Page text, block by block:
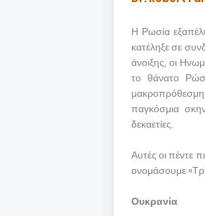
Η Ρωσία
κατέληξε σε
άνοιξης, οι
το θάνατο
μακροπρόθεσμη
παγκόσμια
δεκαετίες.
Αυτές οι πέντε
ονομάσουμε
Ουκρανία